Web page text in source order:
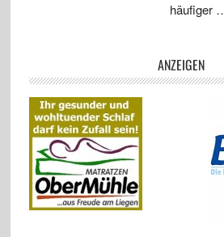
häufiger
ANZEIGEN